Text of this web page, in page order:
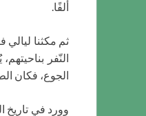
ألفًا.
ثم مكثنا
النّفر
الجوع، فكان